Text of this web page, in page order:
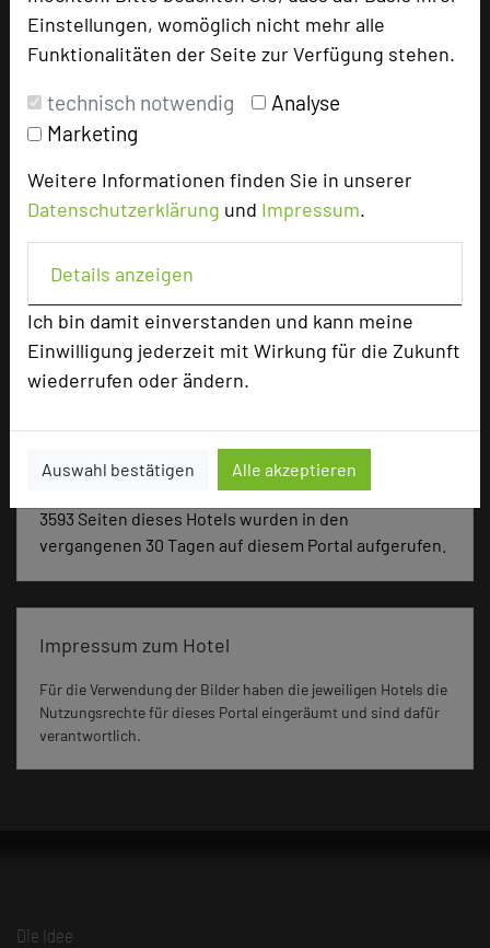
Einstellungen, womöglich nicht mehr alle
Funktionalitäten der Seite zur Verfügung stehen.
technisch notwendig
Analyse
Marketing
Weitere Informationen finden Sie in unserer
Datenschutzerklärung und Impressum.
Details anzeigen
Ich bin damit einverstanden und kann meine
Einwilligung jederzeit mit Wirkung für die Zukunft
wiederrufen oder ändern.
Auswahl bestätigen Alle akzeptieren
Max. Tagungskapazität (Personen)
Parlamentarisch
50
Reihenbestuhlung
Zimmer
Besonders geeignet für
3593 Seiten dieses Hotels wurden in den
vergangenen 30 Tagen auf diesem Portal aufgerufen.
Impressum zum Hotel
Für die Verwendung der Bilder haben die jeweiligen Hotels die
Nutzungsrechte für dieses Portal eingeräumt und sind dafür
verantwortlich.
Die Idee